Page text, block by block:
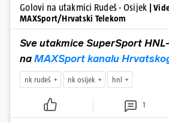
Golovi na utakmici Rudeš - Osijek
|
MAXSport/Hrvatski Telekom
Sve utakmice SuperSport
na MAXSport kanalu
nk rudeš nk osijek hnl
1